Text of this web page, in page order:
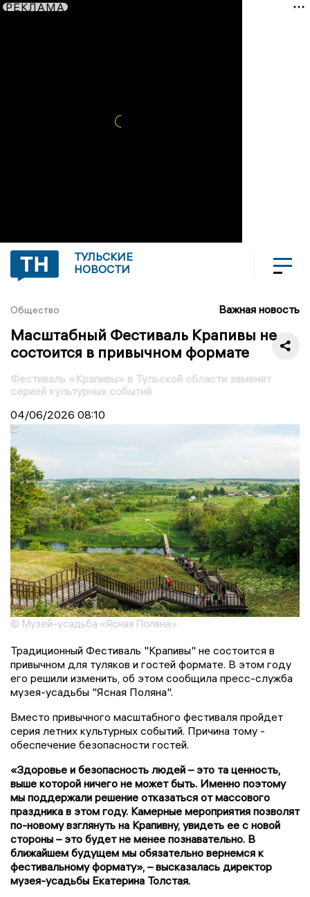
РЕКЛАМА
ТУЛЬСКИЕ
НОВОСТИ
Общество Важная новость
Масштабный Фестиваль Крапивы не
состоится в привычном формате
Фестиваль «Крапивы» в Тульской области заменят
серией культурных событий
04/06/2026 08:10
© Музей-усадьба «Ясная Поляна»
Традиционный Фестиваль "Крапивы" не состоится в
привычном для туляков и гостей формате. В этом году
его решили изменить, об этом сообщила пресс-служба
музея-усадьбы "Ясная Поляна".
Вместо привычного масштабного фестиваля пройдет
серия летних культурных событий. Причина тому -
обеспечение безопасности гостей.
«Здоровье и безопасность людей – это та ценность,
выше которой ничего не может быть. Именно поэтому
мы поддержали решение отказаться от массового
праздника в этом году. Камерные мероприятия позволят
по-новому взглянуть на Крапивну, увидеть ее с новой
стороны – это будет не менее познавательно. В
ближайшем будущем мы обязательно вернемся к
фестивальному формату», – высказалась директор
музея-усадьбы Екатерина Толстая.